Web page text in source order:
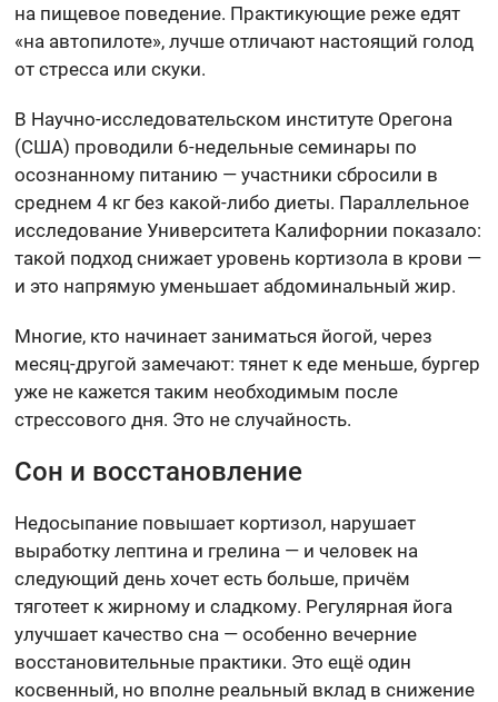
на пищевое поведение. Практикующие реже едят
«на автопилоте», лучше отличают настоящий голод
от стресса или скуки.
В Научно-исследовательском институте Орегона
(США) проводили 6-недельные семинары по
осознанному питанию — участники сбросили в
среднем 4 кг без какой-либо диеты. Параллельное
исследование Университета Калифорнии показало:
такой подход снижает уровень кортизола в крови —
и это напрямую уменьшает абдоминальный жир.
Многие, кто начинает заниматься йогой, через
месяц-другой замечают: тянет к еде меньше, бургер
уже не кажется таким необходимым после
стрессового дня. Это не случайность.
Сон и восстановление
Недосыпание повышает кортизол, нарушает
выработку лептина и грелина — и человек на
следующий день хочет есть больше, причём
тяготеет к жирному и сладкому. Регулярная йога
улучшает качество сна — особенно вечерние
восстановительные практики. Это ещё один
косвенный, но вполне реальный вклад в снижение